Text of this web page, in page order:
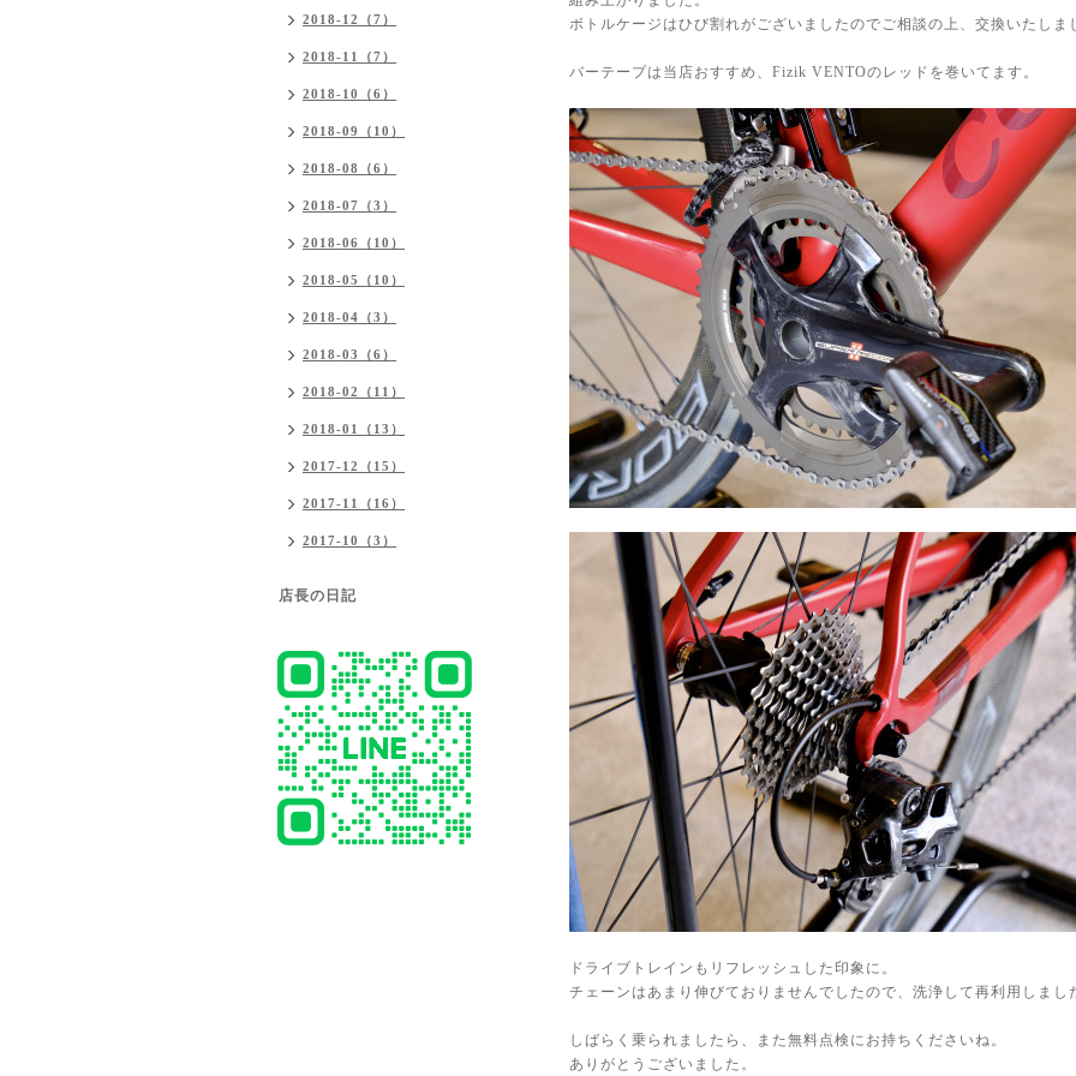
ボトルケージはひび割れがございましたのでご相談の上、交換いたしま
バーテープは当店おすすめ、Fizik VENTOのレッドを巻いてます。
ドライブトレインもリフレッシュした印象に。
チェーンはあまり伸びておりませんでしたので、洗浄して再利用しまし
しばらく乗られましたら、また無料点検にお持ちくださいね。
ありがとうございました。
2018-12（7）
2018-11（7）
2018-10（6）
2018-09（10）
2018-08（6）
2018-07（3）
2018-06（10）
2018-05（10）
2018-04（3）
2018-03（6）
2018-02（11）
2018-01（13）
2017-12（15）
2017-11（16）
2017-10（3）
店長の日記